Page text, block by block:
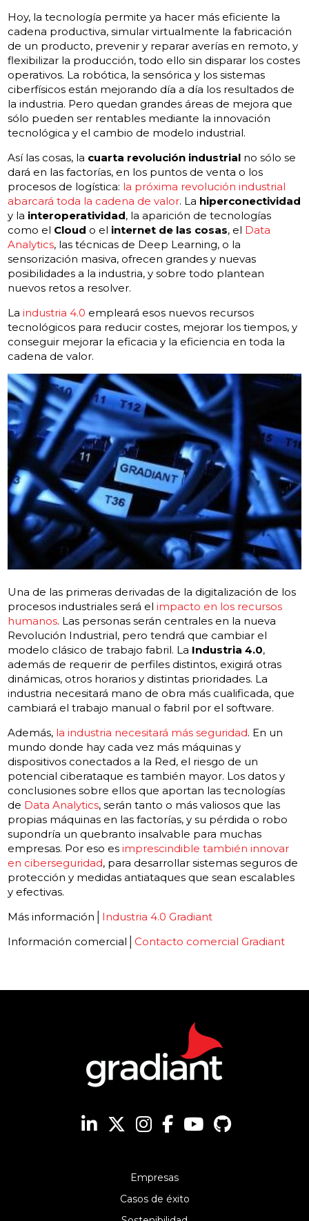
Hoy, la tecnología permite ya hacer más eficiente la
cadena productiva, simular virtualmente la fabricación
de un producto, prevenir y reparar averías en remoto, y
flexibilizar la producción, todo ello sin disparar los costes
operativos. La robótica, la sensórica y los sistemas
ciberfísicos están mejorando día a día los resultados de
la industria. Pero quedan grandes áreas de mejora que
sólo pueden ser rentables mediante la innovación
tecnológica y el cambio de modelo industrial.
Así las cosas, la cuarta revolución industrial no sólo se
dará en las factorías, en los puntos de venta o los
procesos de logística: la próxima revolución industrial
abarcará toda la cadena de valor. La hiperconectividad
y la interoperatividad, la aparición de tecnologías
como el Cloud o el internet de las cosas, el Data
Analytics, las técnicas de Deep Learning, o la
sensorización masiva, ofrecen grandes y nuevas
posibilidades a la industria, y sobre todo plantean
nuevos retos a resolver.
Laindustria 4.0 empleará esos nuevos recursos
tecnológicos para reducir costes, mejorar los tiempos, y
conseguir mejorar la eficacia y la eficiencia en toda la
cadena de valor.
Una de las primeras derivadas de la digitalización de los
procesos industriales será elimpacto en los recursos
humanos. Las personas serán centrales en la nueva
Revolución Industrial, pero tendrá que cambiar el
modelo clásico de trabajo fabril. La Industria 4.0,
además de requerir de perfiles distintos, exigirá otras
dinámicas, otros horarios y distintas prioridades. La
industria necesitará mano de obra más cualificada, que
cambiará el trabajo manual o fabril por el software.
Además, la industria necesitará más seguridad. En un
mundo donde hay cada vez más máquinas y
dispositivos conectados a la Red, el riesgo de un
potencial ciberataque es también mayor. Los datos y
conclusiones sobre ellos que aportan las tecnologías
de Data Analytics, serán tanto o más valiosos que las
propias máquinas en las factorías, y su pérdida o robo
supondría un quebranto insalvable para muchas
empresas. Por eso esimprescindible también innovar
en ciberseguridad, para desarrollar sistemas seguros de
protección y medidas antiataques que sean escalables
y efectivas.
Más información│ Industria 4.0 Gradiant
Información comercial│ Contacto comercial Gradiant
Empresas
Casos de éxito